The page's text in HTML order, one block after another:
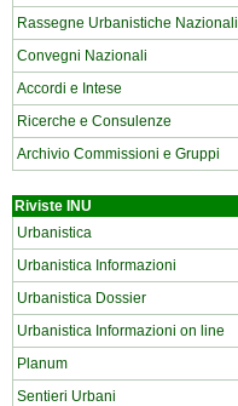
Rassegne Urbanistiche Nazionali
Convegni Nazionali
Accordi e Intese
Ricerche e Consulenze
Archivio Commissioni e Gruppi
Riviste INU
Urbanistica
Urbanistica Informazioni
Urbanistica Dossier
Urbanistica Informazioni on line
Planum
Sentieri Urbani